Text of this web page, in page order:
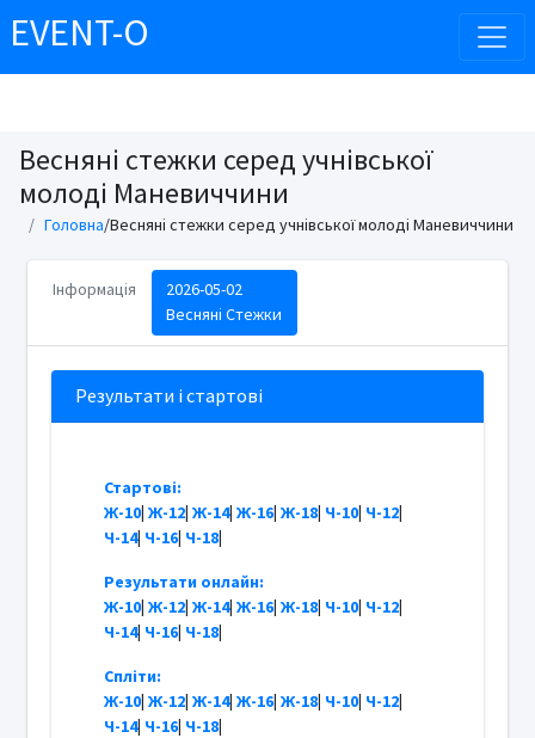
EVENT-O
Весняні стежки серед учнівської
молоді Маневиччини
Головна/Весняні стежки серед учнівської молоді Маневиччини
Інформація
2026-05-02
Весняні Стежки
Результати і стартові
Стартові:
Ж-10| Ж-12| Ж-14| Ж-16| Ж-18| Ч-10| Ч-12|
Ч-14| Ч-16| Ч-18|
Результати онлайн:
Ж-10| Ж-12| Ж-14| Ж-16| Ж-18| Ч-10| Ч-12|
Ч-14| Ч-16| Ч-18|
Спліти:
Ж-10| Ж-12| Ж-14| Ж-16| Ж-18| Ч-10| Ч-12|
Ч-14| Ч-16| Ч-18|